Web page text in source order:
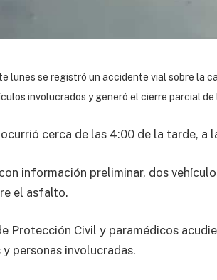
lunes se registró un accidente vial sobre la
involucrados y generó el cierre parcial
cerca de las 4:00 de la tarde,
información preliminar, dos
el asfalto.
Protección Civil y paramédicos
personas involucradas.